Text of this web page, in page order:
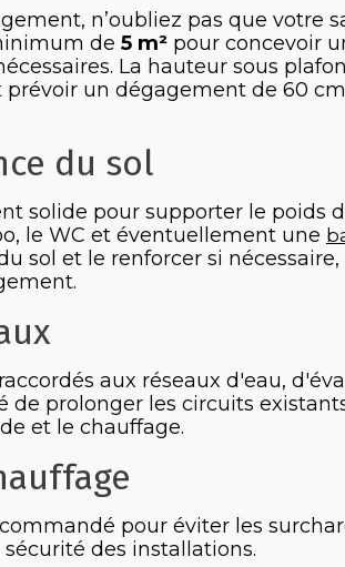
n’oubliez pas que votre
de 5 m² pour concevoir
La hauteur sous
un dégagement de 60
du sol
solide pour supporter le poids
le WC et éventuellement une
sol et le renforcer si
aux réseaux d'eau,
de prolonger les circuits
et le chauffage.
pour éviter les
des installations.